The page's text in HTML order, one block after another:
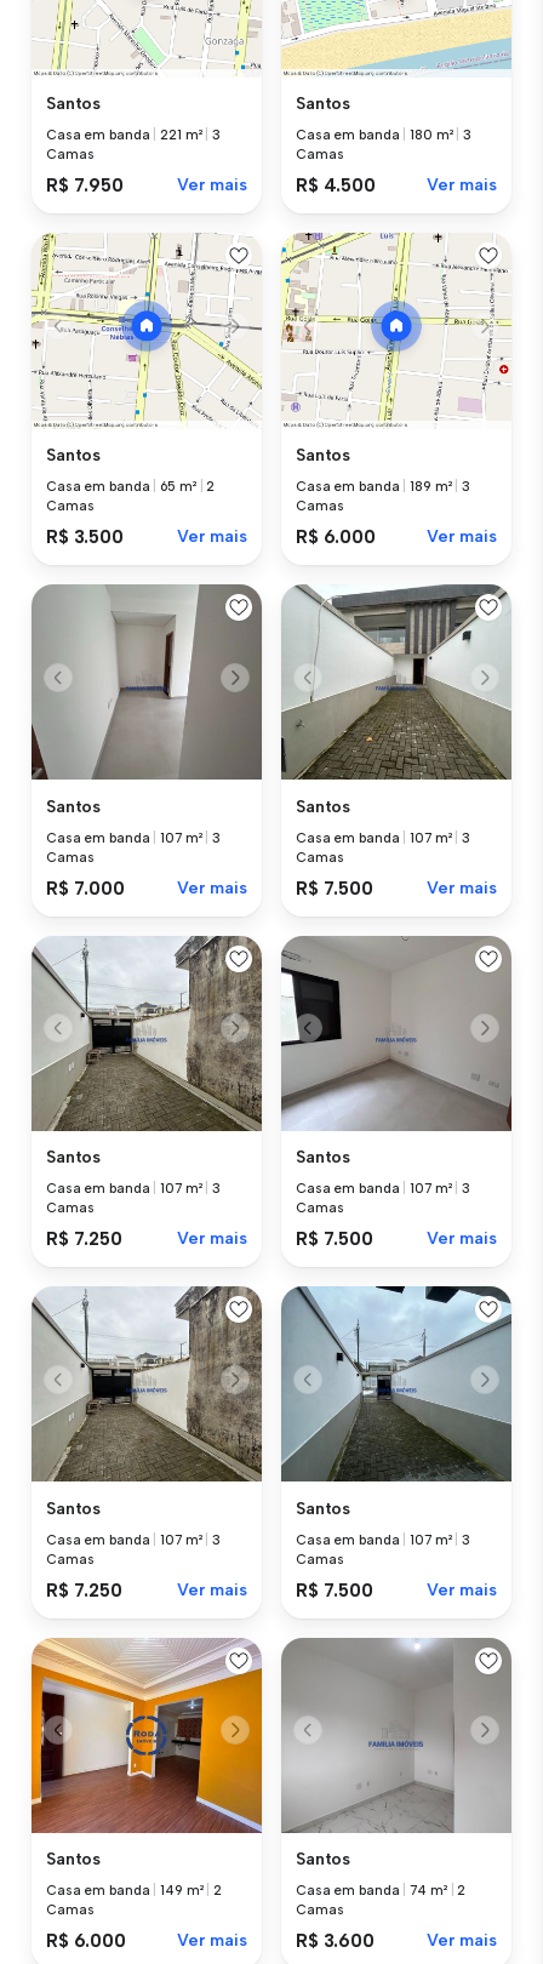
Santos
Casa em banda |221 m² |3
Camas
R$ 7.950 Ver mais
Santos
Casa em banda |180 m² |3
Camas
R$ 4.500 Ver mais
Santos
Casa em banda 65 m² |2
Camas
R$ 3.500 Ver mais
Santos
Casa em banda |189 m² |3
Camas
R$ 6.000 Ver mais
Santos
Casa em banda |107 m² |3
Camas
R$ 7.000 Ver mais
Santos
Casa em banda |107 m² |3
Camas
R$ 7.500 Ver mais
Santos
Casa em banda |107 m² |3
Camas
R$ 7.250 Ver mais
Santos
Casa em banda |107 m² |3
Camas
R$ 7.500 Ver mais
Santos
Casa em banda |107 m² |3
Camas
R$ 7.250 Ver mais
Santos
Casa em banda |107 m² |3
Camas
R$ 7.500 Ver mais
Santos
Casa em banda |149 m² |2
Camas
R$ 6.000 Ver mais
Santos
Casa em banda |74 m² |2
Camas
R$ 3.600 Ver mais